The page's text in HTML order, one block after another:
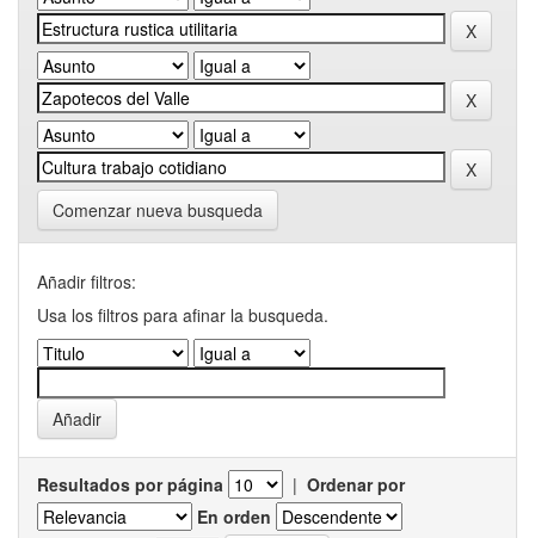
Comenzar nueva busqueda
Añadir filtros:
Usa los filtros para afinar la busqueda.
Resultados por página | Ordenar por
En orden